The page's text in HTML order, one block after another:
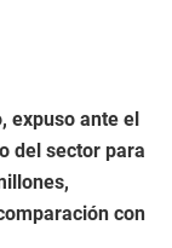
expuso ante el
del sector para
con